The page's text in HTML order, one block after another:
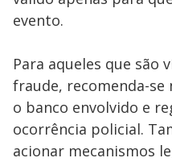
evento.
Para aqueles que são
fraude, recomenda-
o banco envolvido e
ocorrência policial.
acionar mecanismos